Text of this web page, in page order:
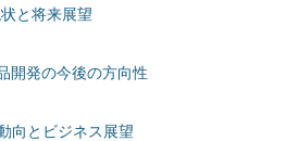
と将来展望
開発の今後の方向性
向とビジネス展望